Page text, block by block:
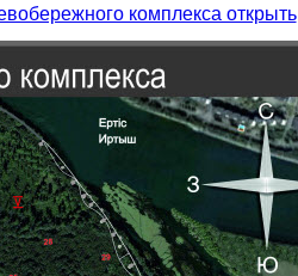
комплекса открыть